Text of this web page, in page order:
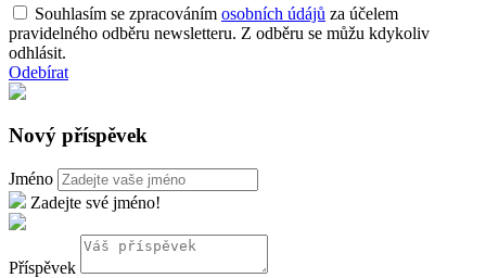
Souhlasím se zpracováním osobních údájů za účelem
pravidelného odběru newsletteru. Z odběru se můžu kdykoliv
odhlásit.
Odebírat
Nový příspěvek
Jméno
Zadejte své jméno!
Příspěvek